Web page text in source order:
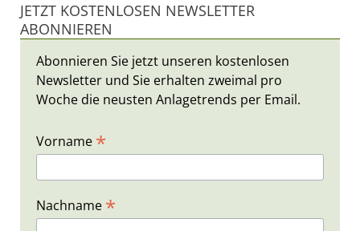
JETZT KOSTENLOSEN NEWSLETTER
ABONNIEREN
Abonnieren Sie jetzt unseren kostenlosen
Newsletter und Sie erhalten zweimal pro
Woche die neusten Anlagetrends per Email.
Vorname *
Nachname *